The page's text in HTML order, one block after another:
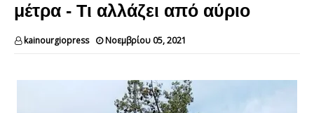
μέτρα - Τι αλλάζει από αύριο
kainourgiopress Νοεμβρίου 05, 2021